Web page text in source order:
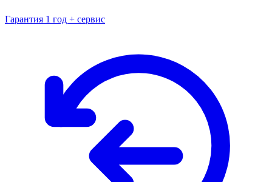
Гарантия 1 год + сервис